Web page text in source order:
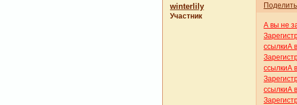
winterlily
Участник
А вы не
ссылкиА
ссылкиА
ссылкиА